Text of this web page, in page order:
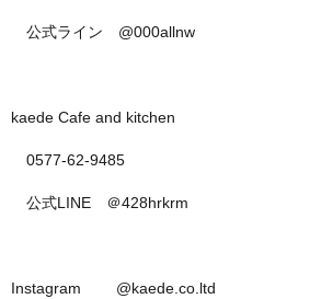
公式ライン @000allnw
kaede Cafe and kitchen
0577-62-9485
公式LINE ＠428hrkrm
Instagram @kaede.co.ltd